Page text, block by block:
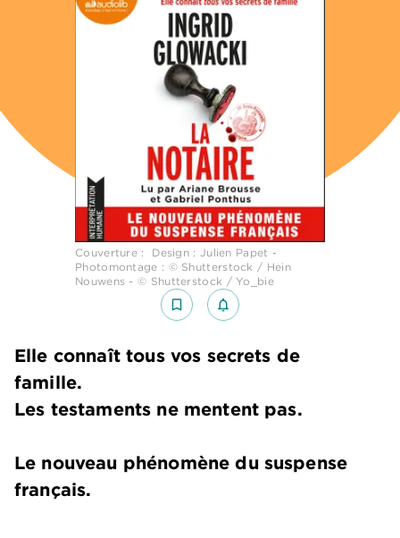
Couverture : Design : Julien Papet -
Photomontage : © Shutterstock / Hein
Nouwens - © Shutterstock / Yo_bie
bookmark_border notifications_none_outlined
Elle connaît tous vos secrets de
famille.
Les testaments ne mentent pas.
Le nouveau phénomène du suspense
français.